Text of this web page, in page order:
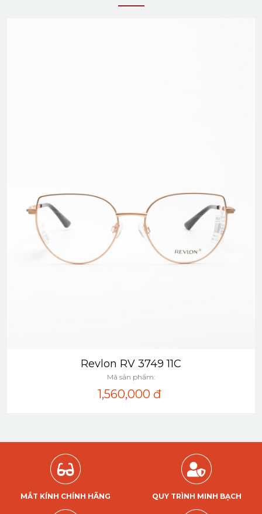
Xem nhanh
Revlon RV 3749 11C
Mã sản phẩm:
1,560,000 đ
MẮT KÍNH CHÍNH HÃNG QUY TRÌNH MINH BẠCH